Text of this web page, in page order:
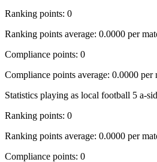
Ranking points: 0
Ranking points average: 0.0000 per
Compliance points: 0
Compliance points average: 0.0000 per
Statistics playing as local football 5 a-
Ranking points: 0
Ranking points average: 0.0000 per
Compliance points: 0